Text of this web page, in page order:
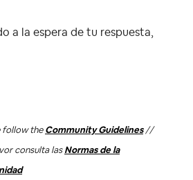
a la espera de tu respuesta,
follow the Community Guidelines//
consulta las Normas de la